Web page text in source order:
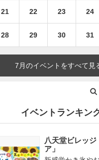
21 22 23 24
28 29 30 31
7月のイベントをすべて見
イベントランキン
八天堂ビレッ
ア」